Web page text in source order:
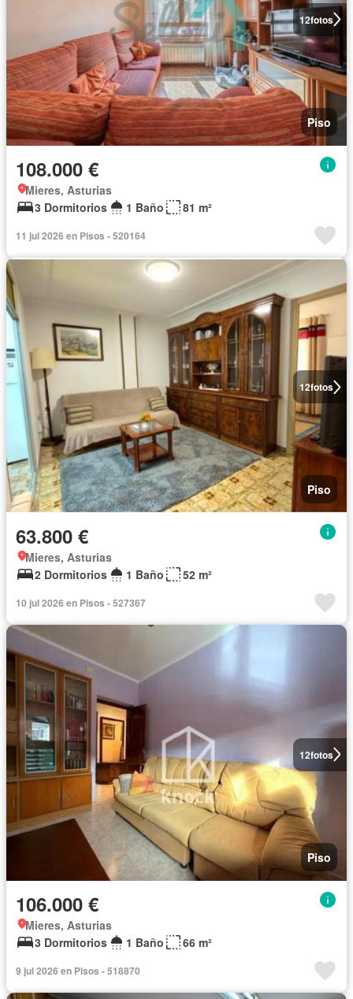
12fotos
Piso
108.000 €
Mieres, Asturias
3 Dormitorios
1 Baño 81 m²
11 jul 2026 en Pisos - 520164
12fotos
Piso
63.800 €
Mieres, Asturias
2 Dormitorios
1 Baño 52 m²
10 jul 2026 en Pisos - 527367
12fotos
Piso
106.000 €
Mieres, Asturias
3 Dormitorios
1 Baño 66 m²
9 jul 2026 en Pisos - 518870